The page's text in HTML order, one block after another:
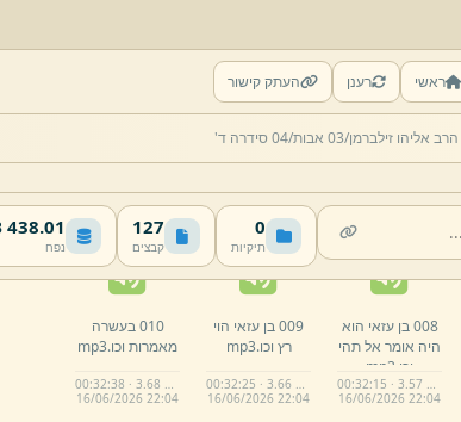
ראשי רענן העתק קישור
03 אבות/ 04 סידרה ד'
0
תיקיות
127
קבצים
438.01 MB
נפח
יהושע בן לוי בכל
יום וכו.mp3
16/06/2026 22:04
יהושע בן לוי בכל
יום וכו.mp3
16/06/2026 22:04
16/06/2026 22:04
008 בן עזאי הוא
היה אומר אל תהי
וכו. mp3
00:32:15 · 3.57 MB
16/06/2026 22:04
009 בן עזאי הוי
רץ וכו.mp3
00:32:25 · 3.66 MB
16/06/2026 22:04
010 בעשרה
מאמרות וכו.mp3
00:32:38 · 3.68 MB
16/06/2026 22:04